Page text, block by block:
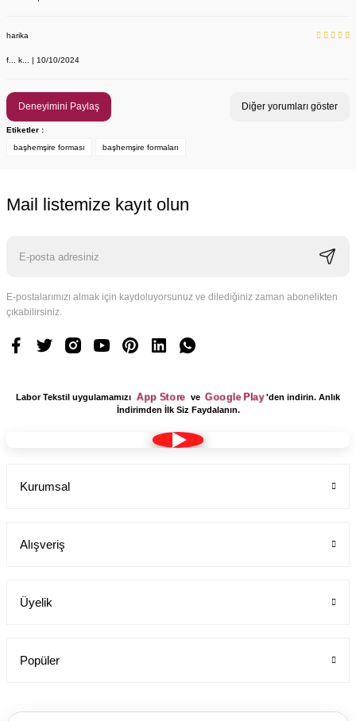
Labor Medikal Tekstil
199,00 TL
harika
f... k... | 10/10/2024
Deneyimini Paylaş Diğer yorumları göster
Etiketler :
başhemşire forması
başhemşire formaları
Mail listemize kayıt olun
E-postalarımızı almak için kaydoluyorsunuz ve dilediğiniz zaman abonelikten
çıkabilirsiniz.
Labor Tekstil uygulamamızı App Store ve Google Play'den indirin. Anlık
İndirimden İlk Siz Faydalanın.
Kurumsal
Alışveriş
Üyelik
Popüler